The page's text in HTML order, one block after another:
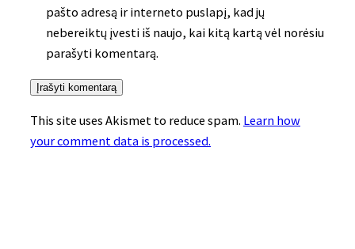
pašto adresą ir interneto puslapį, kad jų
nebereiktų įvesti iš naujo, kai kitą kartą vėl norėsiu
parašyti komentarą.
This site uses Akismet to reduce spam. Learn how
your comment data is processed.